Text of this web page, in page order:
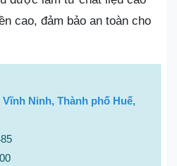
cao, đảm bảo an toàn cho
Vĩnh Ninh, Thành phố Huế,